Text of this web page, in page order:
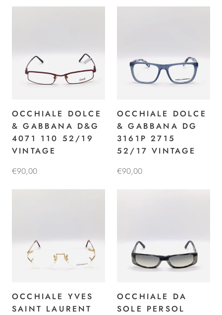
OCCHIALE DOLCE
& GABBANA D&G
4071 110 52/19
VINTAGE
€90,00
OCCHIALE DOLCE
& GABBANA DG
3161P 2715
52/17 VINTAGE
€90,00
OCCHIALE YVES
SAINT LAURENT
OCCHIALE DA
SOLE PERSOL